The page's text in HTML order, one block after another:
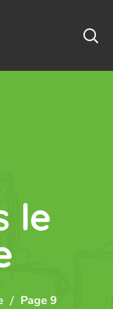
le
Page 9